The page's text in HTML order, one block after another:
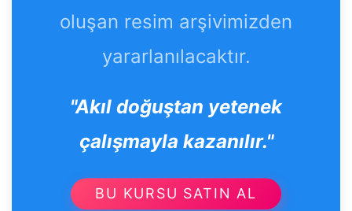
oluşan resim arşivimizden
yararlanılacaktır.
"Akıl doğuştan yetenek
çalışmayla kazanılır."
BU KURSU SATIN AL